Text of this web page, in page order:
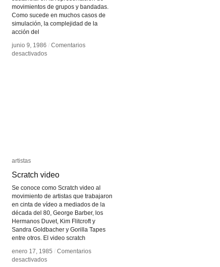
movimientos de grupos y bandadas.
Como sucede en muchos casos de
simulación, la complejidad de la
acción del
junio 9, 1986 / Comentarios
desactivadosen
junio 9, 1986 / Comentarios
desactivadosen
artistas
Scratch video
Se conoce como Scratch video al
movimiento de artistas que trabajaron
en cinta de vídeo a mediados de la
década del 80, George Barber, los
Hermanos Duvet, Kim Flitcroft y
Sandra Goldbacher y Gorilla Tapes
entre otros. El video scratch
enero 17, 1985 / Comentarios
desactivadosen
artistas
Scratch video
enero 17, 1985 / Comentarios
desactivadosen